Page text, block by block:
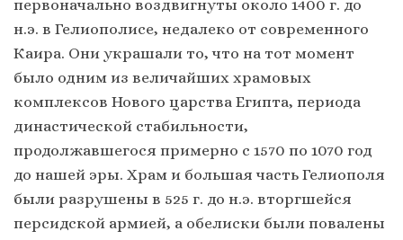
первоначально воздвигнуты около 1400 г. до
н.э. в Гелиополисе, недалеко от современного
Каира. Они украшали то, что на тот момент
было одним из величайших храмовых
комплексов Нового царства Египта, периода
династической стабильности,
продолжавшегося примерно с 1570 по 1070 год
до нашей эры. Храм и большая часть Гелиополя
были разрушены в 525 г. до н.э. вторгшейся
персидской армией, а обелиски были повалены